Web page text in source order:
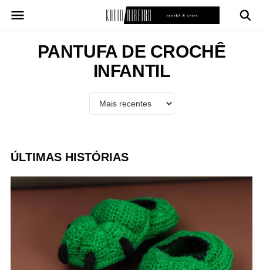
para
PANTUFA DE CROCHÊ
INFANTIL
ÚLTIMAS HISTÓRIAS